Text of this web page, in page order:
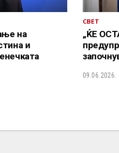
на
и
СВЕТ
„ЌЕ
09.06.2026.